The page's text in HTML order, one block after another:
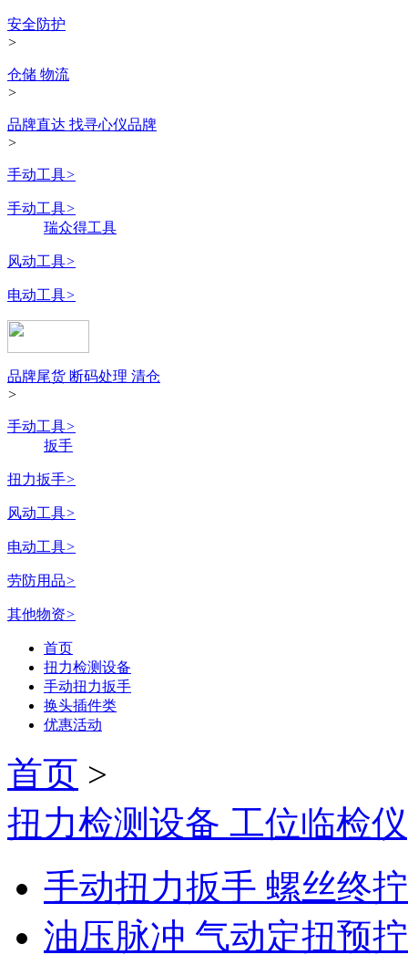
安全防护
>
仓储 物流
>
品牌直达 找寻心仪品牌
>
手动工具>
手动工具>
瑞众得工具
风动工具>
电动工具>
品牌尾货 断码处理 清仓
>
手动工具>
扳手
扭力扳手>
风动工具>
电动工具>
劳防用品>
其他物资>
首页
扭力检测设备
手动扭力扳手
换头插件类
优惠活动
首页 >
扭力检测设备 工位临检仪
手动扭力扳手 螺丝终
油压脉冲 气动定扭预